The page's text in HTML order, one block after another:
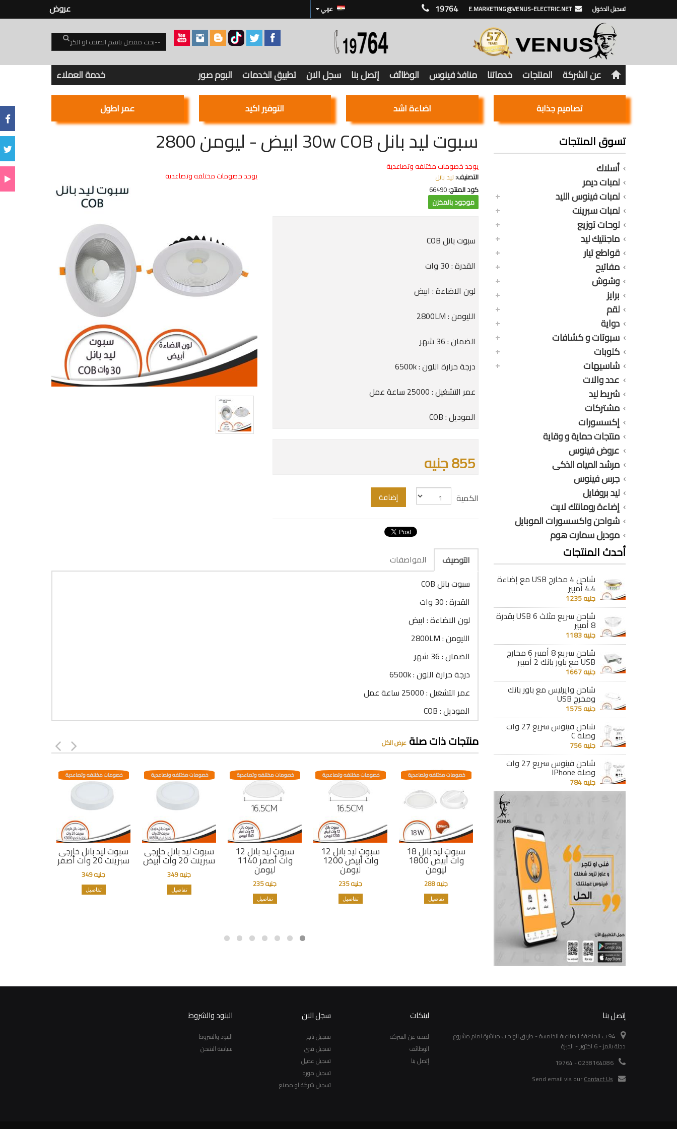
19764 E.MARKETING@VENUS-ELECTRIC.NET تسجيل الدخول عربي عروض
عن الشركة المنتجات خدماتنا منافذ فينوس الوظائف إتصل بنا سجل الان تطبيق الخدمات البوم صور خدمة العملاء
تصاميم جذابة اضاءة اشد التوفير اكيد عمر اطول
تسوق المنتجات
أسلاك
لمبات ديمر
لمبات فينوس الليد
لمبات سبرينت
لوحات توزيع
ماجنتيك ليد
قواطع تيار
مفاتيح
وشوش
برايز
لقم
دواية
سبوتات و كشافات
كلوبات
شاسيهات
عدد والات
شريط ليد
مشتركات
إكسسورات
منتجات حماية و وقاية
عروض فينوس
مرشد المياه الذكى
جرس فينوس
ليد بروفايل
إضاءة رومانتك لايت
شواحن واكسسورات الموبايل
موديل سمارت هوم
أحدث المنتجات
شاحن 4 مخارج USB مع إضاءة
4.4 أمبير
جنيه 1235
شاحن سريع مثلث 6 USB بقدرة
8 أمبير
جنيه 1183
شاحن سريع 8 أمبير 6 مخارج
USB مع باور بانك 2 أمبير
جنيه 1667
شاحن وايرليس مع باور بانك
ومخرج USB
جنيه 1575
شاحن فينوس سريع 27 وات
وصلة C
جنيه 756
شاحن فينوس سريع 27 وات
وصلة IPhone
جنيه 784
سبوت ليد بانل 30w COB ابيض - ليومن 2800
يوجد خصومات مختلفه وتصاعدية
التصنيف:ليد بانل
كود المنتج:66490
موجود بالمخزن
سبوت بانل COB
القدرة : 30 وات
لون الاضاءة : ابيض
الليومن : 2800LM
الضمان : 36 شهر
درجة حرارة اللون : 6500k
عمر التشغيل : 25000 ساعة عمل
الموديل : COB
855 جنيه
الكمية إضافة
يوجد خصومات مختلفه وتصاعدية
التوصيف
المواصفات
سبوت بانل COB
القدرة : 30 وات
لون الاضاءة : ابيض
الليومن : 2800LM
الضمان : 36 شهر
درجة حرارة اللون : 6500k
عمر التشغيل : 25000 ساعة عمل
الموديل : COB
منتجات ذات صلةعرض الكل
سبوت ليد بانل خارجى
سبرينت 20 وات أصفر
خصومات مختلفه وتصاعدية
جنيه 349
تفاصيل
سبوت ليد بانل خارجى
سبرينت 20 وات أبيض
خصومات مختلفه وتصاعدية
جنيه 349
تفاصيل
سبوت ليد بانل 12
وات أصفر 1140
ليومن
خصومات مختلفه وتصاعدية
جنيه 235
تفاصيل
سبوت ليد بانل 12
وات أبيض 1200
ليومن
خصومات مختلفه وتصاعدية
جنيه 235
تفاصيل
سبوت ليد بانل 18
وات أبيض 1800
ليومن
خصومات مختلفه وتصاعدية
جنيه 288
تفاصيل
اصفر وات 1710
ليومن
جنيه 288
تفاصيل
سبوت ليد بانل أصفر
خصومات مختلفه وتصاعدية
جنيه 316
تفاصيل
إتصل بنا
94 ب المنطقة الصناعية الخامسة - طريق الواحات مباشرة امام مشروع
دجلة بالمز - 6 اكتوبر - الجيزة
0238164086 - 19764
Send email via ourContact Us
لينكات
لمحة عن الشركة
الوظائف
إتصل بنا
سجل الان
تسجيل تاجر
تسجيل فني
تسجيل عميل
تسجيل مورد
تسجيل شركة او مصنع
البنود والشروط
البنود والشروط
سياسة الشحن